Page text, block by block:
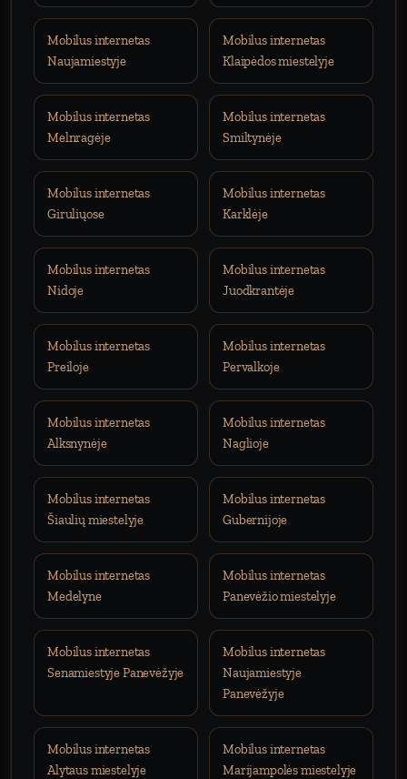
Mobilus internetas
Naujamiestyje
Mobilus internetas
Klaipėdos miestelyje
Mobilus internetas
Melnragėje
Mobilus internetas
Smiltynėje
Mobilus internetas
Giruliųose
Mobilus internetas
Karklėje
Mobilus internetas
Nidoje
Mobilus internetas
Juodkrantėje
Mobilus internetas
Preiloje
Mobilus internetas
Pervalkoje
Mobilus internetas
Alksnynėje
Mobilus internetas
Naglioje
Mobilus internetas
Šiaulių miestelyje
Mobilus internetas
Gubernijoje
Mobilus internetas
Medelyne
Mobilus internetas
Panevėžio miestelyje
Mobilus internetas
Senamiestyje Panevėžyje
Mobilus internetas
Naujamiestyje
Panevėžyje
Mobilus internetas
Alytaus miestelyje
Mobilus internetas
Marijampolės miestelyje